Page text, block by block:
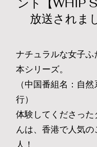
ント【WHIP
放送されま
ナチュラルな女子ふ
本シリーズ。
（中国番組名：自
行）
体験してくださった
んは、香港で人気の
人！